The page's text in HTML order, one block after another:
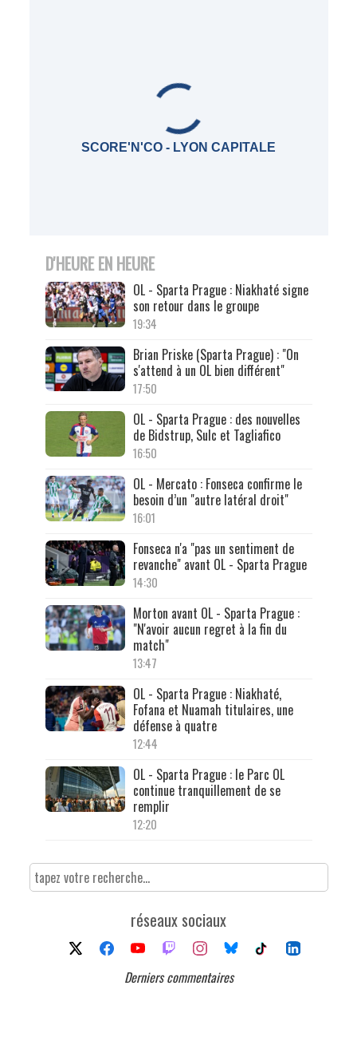
SCORE'N'CO - LYON CAPITALE
D'HEURE EN HEURE
OL - Sparta Prague : Niakhaté signe
son retour dans le groupe
19:34
Brian Priske (Sparta Prague) : "On
s'attend à un OL bien différent"
17:50
OL - Sparta Prague : des nouvelles
de Bidstrup, Sulc et Tagliafico
16:50
OL - Mercato : Fonseca confirme le
besoin d’un "autre latéral droit"
16:01
Fonseca n'a "pas un sentiment de
revanche" avant OL - Sparta Prague
14:30
Morton avant OL - Sparta Prague :
"N'avoir aucun regret à la fin du
match"
13:47
OL - Sparta Prague : Niakhaté,
Fofana et Nuamah titulaires, une
défense à quatre
12:44
OL - Sparta Prague : le Parc OL
continue tranquillement de se
remplir
12:20
réseaux sociaux
Derniers commentaires